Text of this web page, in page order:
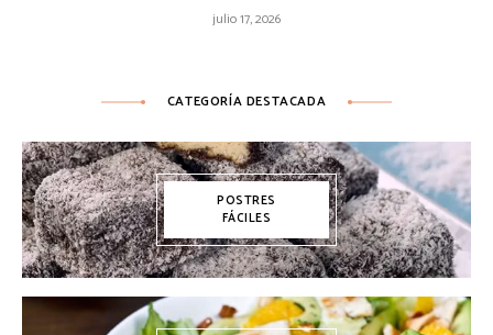
julio 17, 2026
CATEGORÍA DESTACADA
POSTRES
FÁCILES